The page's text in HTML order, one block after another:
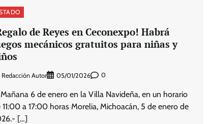
de Reyes en Ceconexpo! Habrá
mecánicos gratuitos para niñas y
Redacción Autor 05/01/2026 0
Mañana 6 de enero en la Villa Navideña, en un horario
11:00 a 17:00 horas Morelia, Michoacán, 5 de enero de
[…]